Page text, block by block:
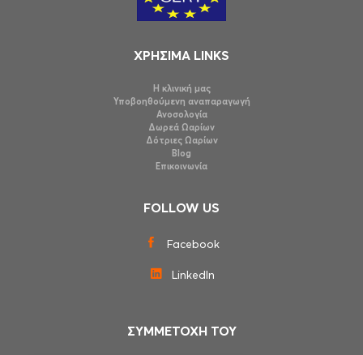
ΧΡΗΣΙΜΑ LINKS
Η κλινική μας
Υποβοηθούμενη αναπαραγωγή
Ανοσολογία
Δωρεά Ωαρίων
Δότριες Ωαρίων
Blog
Επικοινωνία
FOLLOW US
Facebook
LinkedIn
ΣΥΜΜΕΤΟΧΗ ΤΟΥ